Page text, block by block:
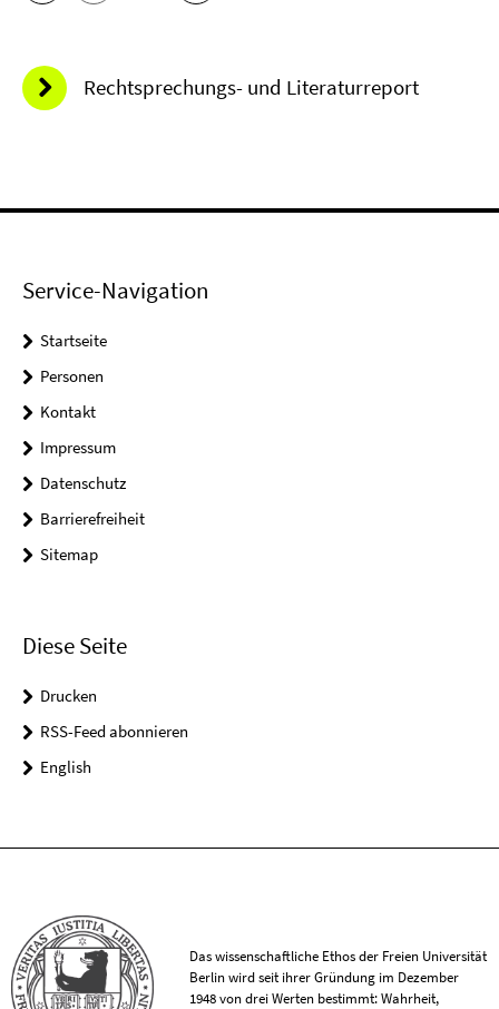
Rechtsprechungs- und Literaturreport
Service-Navigation
Startseite
Personen
Kontakt
Impressum
Datenschutz
Barrierefreiheit
Sitemap
Diese Seite
Drucken
RSS-Feed abonnieren
English
Das wissenschaftliche Ethos der Freien Universität
Berlin wird seit ihrer Gründung im Dezember
1948 von drei Werten bestimmt: Wahrheit,